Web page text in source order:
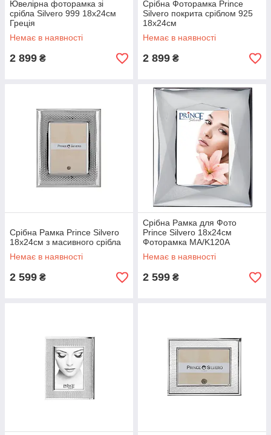
Ювелірна фоторамка зі
срібла Silvero 999 18х24см
Греція
Немає в наявності
2 899 ₴
Срібна Фоторамка Prince
Silvero покрита сріблом 925
18х24см
Немає в наявності
2 899 ₴
Срібна Рамка Prince Silvero
18x24см з масивного срібла
Немає в наявності
2 599 ₴
Срібна Рамка для Фото
Prince Silvero 18x24см
Фоторамка MA/K120A
Немає в наявності
2 599 ₴